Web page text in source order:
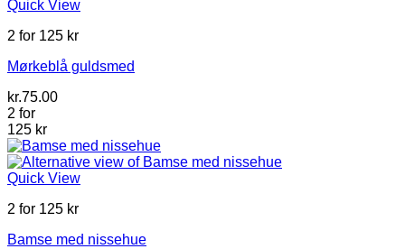
Quick View
2 for 125 kr
Mørkeblå guldsmed
kr.75.00
2 for
125 kr
Quick View
2 for 125 kr
Bamse med nissehue